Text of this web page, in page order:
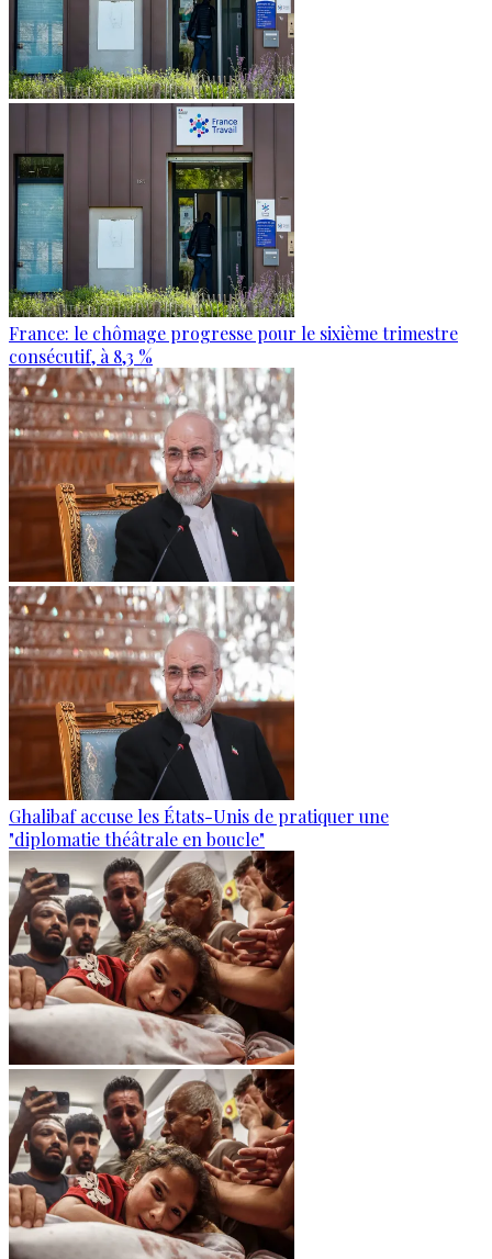
France: le chômage progresse pour le sixième trimestre
consécutif, à 8,3 %
Ghalibaf accuse les États-Unis de pratiquer une
"diplomatie théâtrale en boucle"